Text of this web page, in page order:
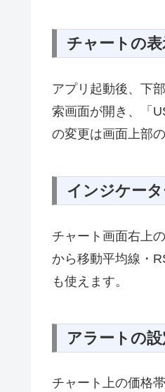
チャートの表
アプリ起動後、下
索画面が開き、「
の変更は画面上部
インジケー
チャート画面右上
から移動平均線・
も使えます。
アラートの設
チャート上の価格